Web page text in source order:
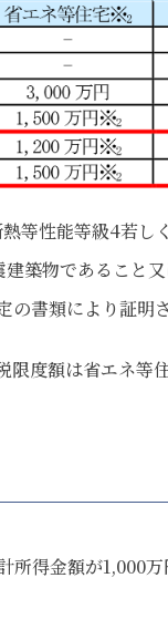
等性能等級4若
建築物であるこ
の書類により証明
度額は省エネ等
得金額が1,000